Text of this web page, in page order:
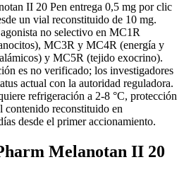
II 20 Pen entrega 0,5 mg por clic
un vial reconstituido de 10 mg.
no selectivo en MC1R
MC3R y MC4R (energía y
y MC5R (tejido exocrino).
es no verificado; los investigadores
actual con la autoridad reguladora.
refrigeración a 2-8 °C, protección
contenido reconstituido en
desde el primer accionamiento.
Melanotan II 20